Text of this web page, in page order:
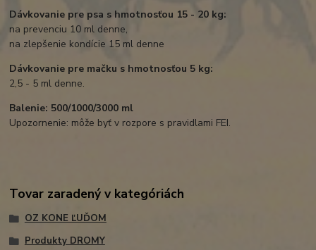
Dávkovanie pre psa s hmotnosťou 15 - 20 kg:
na prevenciu 10 ml denne,
na zlepšenie kondície 15 ml denne
Dávkovanie pre mačku s hmotnosťou 5 kg:
2,5 - 5 ml denne.
Balenie: 500/1000/3000 ml
Upozornenie: môže byť v rozpore s pravidlami FEI.
Tovar zaradený v kategóriách
OZ KONE ĽUĎOM
Produkty DROMY